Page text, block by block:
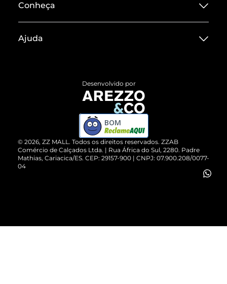
Conheça
Termos de Uso
ZZ MALL é confiável
Cartão Presente
Vendas Corporativas
Ajuda
Devolução do Produto
Compre pelo WhatsApp
© 2026, ZZ MALL. Todos os direitos reservados. ZZAB
Comércio de Calçados Ltda. | Rua África do Sul, 2280. Padre
Mathias, Cariacica/ES. CEP: 29157-900 | CNPJ: 07.900.208/0077-
04
Desenvolvido por
BOM